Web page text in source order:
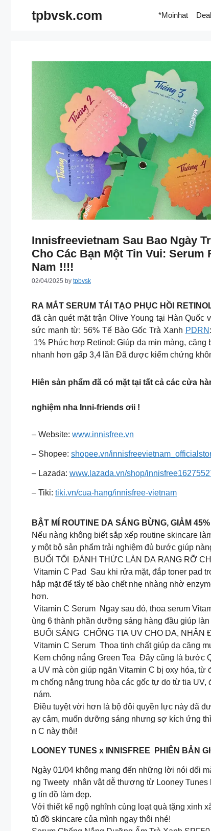
tpbvsk.com *Moinhat
Innisfreevietnam Sau Bao Ngày
Cho Các Bạn Một Tin Vui:
Nam !!!!
02/04/2025 by tpbvsk
RA MẮT SERUM TÁI TẠO PHỤC HỒI
đã càn quét mặt trận Olive Young tại Hàn Quốc
sức mạnh từ: 56% Tế Bào Gốc Trà Xanh PDRN
1% Phức hợp Retinol: Giúp da mịn màng, căng
nhanh hơn gấp 3,4 lần Đã được kiểm chứng
Hiên sản phẩm đã có mặt tại tất cả các cửa
nghiệm nha Inni-friends ơii !
– Website: www.innisfree.vn
– Shopee: shopee.vn/
– Lazada: www.lazada.vn/shop/
– Tiki: tiki.vn/cua-hang/innisfree-vietnam
BẬT MÍ ROUTINE DA SÁNG BỪNG, GIẢM
Nếu nàng không biết sắp xếp routine skincare
y một bộ sản phẩm trải nghiệm đủ bước giúp
BUỔI TỐI ĐÁNH THỨC LÀN DA RẠNG RỠ
Vitamin C Pad Sau khi rửa mặt, đắp toner pad
hắp mặt để tẩy tế bào chết nhẹ nhàng nhờ
hơn.
Vitamin C Serum Ngay sau đó, thoa serum
ùng 6 thành phần dưỡng sáng hàng đầu giúp
BUỔI SÁNG CHỐNG TIA UV CHO DA, NHÂN
Vitamin C Serum Thoa tinh chất giúp da căng
Kem chống nắng Green Tea Đây cũng là bước
a UV mà còn giúp ngăn Vitamin C bị oxy hóa, từ
m chống nắng trung hòa các gốc tự do từ tia
nám.
Điều tuyệt vời hơn là bộ đôi quyền lực này đã
ạy cảm, muốn dưỡng sáng nhưng sợ kích ứng
n C này thôi!
LOONEY TUNES x INNISFREE PHIÊN BẢN
Ngày 01/04 không mang đến những lời nói dối
ng Tweety nhân vật dễ thương từ Looney
g tín đồ làm đẹp.
Với thiết kế ngộ nghĩnh cùng loạt quà tặng xinh
tủ đồ skincare của mình ngay thôi nhé!